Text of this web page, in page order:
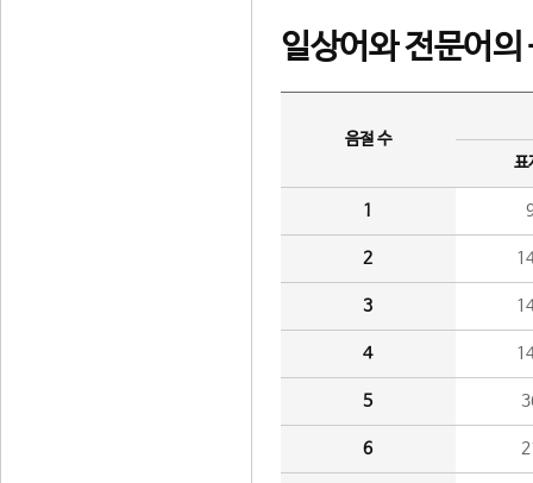
일상어와 전문어의
음절 수
표
1
2
3
4
5
6